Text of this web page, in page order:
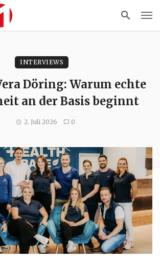
INTERVIEWS
Döring: Warum echte
an der Basis beginnt
2. Juli 2026 0